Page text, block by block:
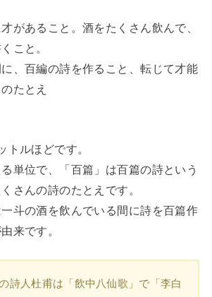
があること。酒をたくさん飲んで、
こと。
、百編の詩を作ること、転じて才能
たとえ
トルほどです。
る単位で、「百篇」は百篇の詩という
さんの詩のたとえです。
斗の酒を飲んでいる間に詩を百篇作
来です。
詩人杜甫は「飲中八仙歌」で「李白